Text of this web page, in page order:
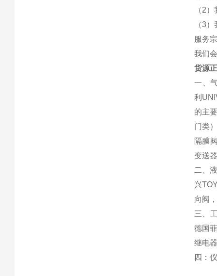
（2
（3
服务
我们
货源
一、
利
的主
门类
隔膜
变送
二、
兴
向阀
三、
德国
继电
四：